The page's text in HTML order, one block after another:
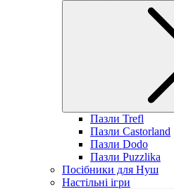
Пазли Trefl
Пазли Castorland
Пазли Dodo
Пазли Puzzlika
Посібники для Нуш
Настільні ігри